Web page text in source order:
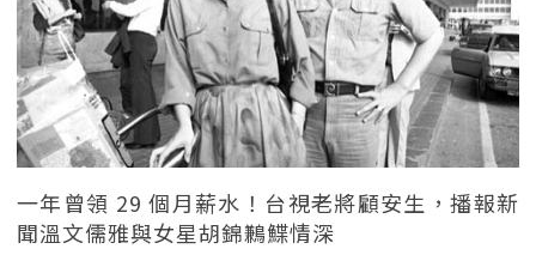
一年曾領 29 個月薪水！台視老將顧安生，播報新
聞溫文儒雅與女星胡錦鶼鰈情深